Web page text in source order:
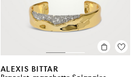
ALEXIS BITTAR